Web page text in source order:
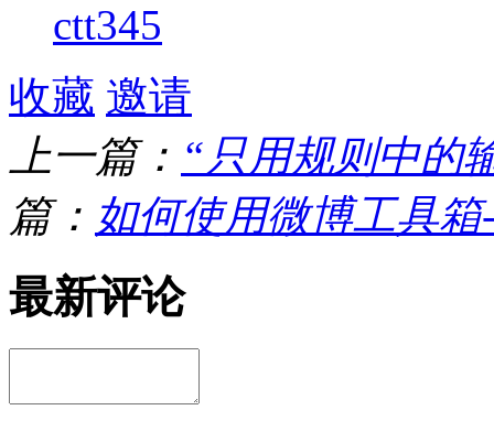
ctt345
收藏 邀请
上一篇： “只用规则中的
篇： 如何使用微博工具
最新评论